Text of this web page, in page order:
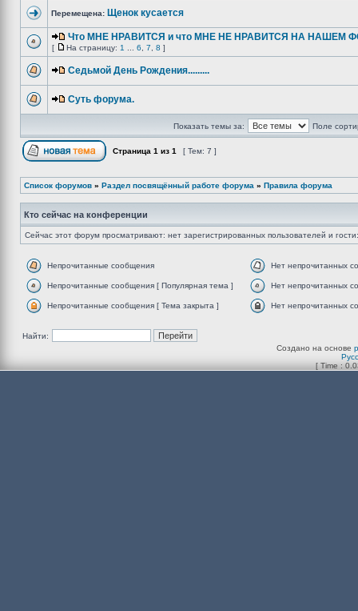
Перемещена: Щенок кусается
Что МНЕ НРАВИТСЯ и что МНЕ НЕ НРАВИТСЯ НА НАШЕМ
[ На страницу: 1 6 7 8 ]
Седьмой День Рождения.........
Суть форума.
Показать темы за: Поле
Страница 1 из 1 [ Тем: 7 ]
Список форумов » Раздел посвящённый работе форума » Правила форума
Кто сейчас на конференции
Сейчас этот форум просматривают: нет зарегистрированных пользователей и
Непрочитанные сообщения Нет непрочитанных
Непрочитанные сообщения [ Популярная тема ] Нет непрочитанных
Непрочитанные сообщения [ Тема закрыта ] Нет непрочитанных
Найти:
Создано на основе
[ Time :